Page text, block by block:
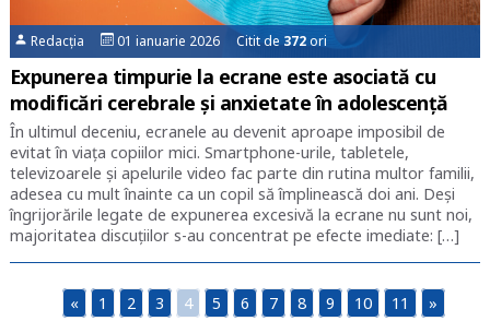
Redacția 01 ianuarie 2026 Citit de372ori
Expunerea timpurie la ecrane este asociată cu
modificări cerebrale și anxietate în adolescență
În ultimul deceniu, ecranele au devenit aproape imposibil de
evitat în viața copiilor mici. Smartphone-urile, tabletele,
televizoarele și apelurile video fac parte din rutina multor familii,
adesea cu mult înainte ca un copil să împlinească doi ani. Deși
îngrijorările legate de expunerea excesivă la ecrane nu sunt noi,
majoritatea discuțiilor s-au concentrat pe efecte imediate: […]
« 1 2 3 4 5 6 7 8 9 10 11 »